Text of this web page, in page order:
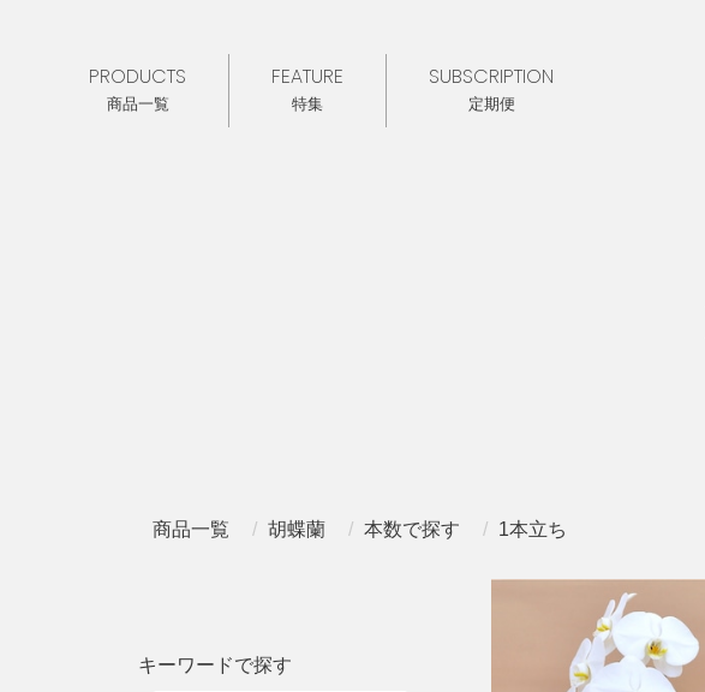
PRODUCTS
商品一覧
FEATURE
特集
SUBSCRIPTION
定期便
商品一覧 胡蝶蘭 本数で探す 1本立ち
キーワードで探す